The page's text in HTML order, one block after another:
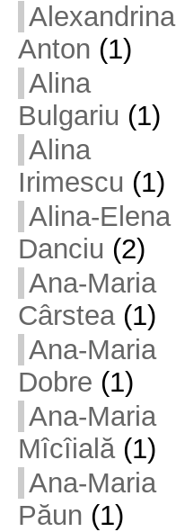
Alexandrina
Anton (1)
Alina
Bulgariu (1)
Alina
Irimescu (1)
Alina-Elena
Danciu (2)
Ana-Maria
Cârstea(1)
Ana-Maria
Dobre (1)
Ana-Maria
Mîcîială(1)
Ana-Maria
Păun (1)